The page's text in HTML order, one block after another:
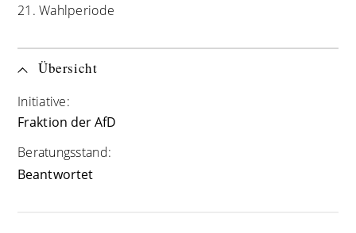
21. Wahlperiode
Übersicht
Initiative:
Fraktion der AfD
Beratungsstand:
Beantwortet